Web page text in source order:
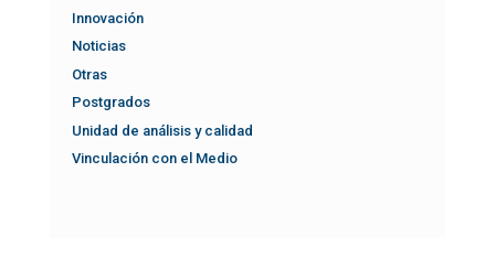
Innovación
Noticias
Otras
Postgrados
Unidad de análisis y calidad
Vinculación con el Medio